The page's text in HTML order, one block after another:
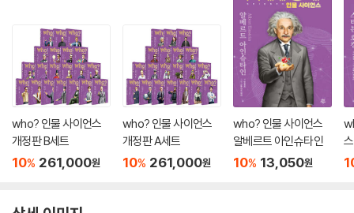
who? 인물 사이언스
개정판 B세트
10% 261,000원
who? 인물 사이언스
개정판 A세트
10% 261,000원
who? 인물 사이언스
알베르트 아인슈타인
10% 13,050원